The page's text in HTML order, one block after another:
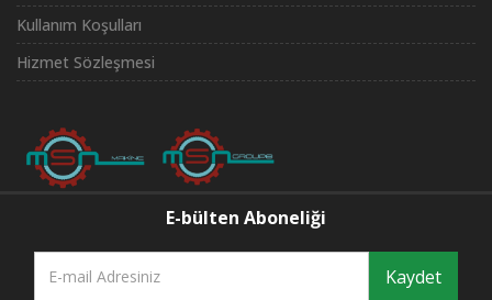
Kullanım Koşulları
Hizmet Sözleşmesi
E-bülten Aboneliği
Kaydet